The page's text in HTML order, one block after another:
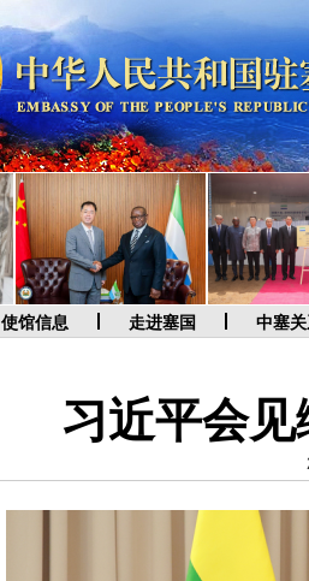
使馆信息 走进塞国 中塞
习近平会